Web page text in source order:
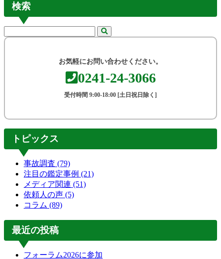
検索
お気軽にお問い合わせください。
0241-24-3066
受付時間 9:00-18:00 [土日祝日除く]
トピックス
事故調査 (79)
注目の鑑定事例 (21)
メディア関連 (51)
依頼人の声 (5)
コラム (89)
最近の投稿
フォーラム2026に参加